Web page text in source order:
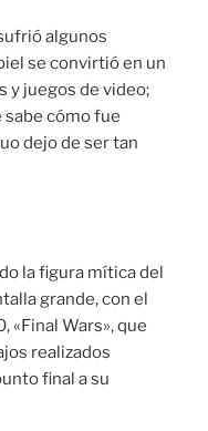
algunos
se convirtió en un
y juegos de video;
sabe cómo fue
dejo de ser tan
la figura mítica del
grande, con el
«Final Wars», que
realizados
final a su